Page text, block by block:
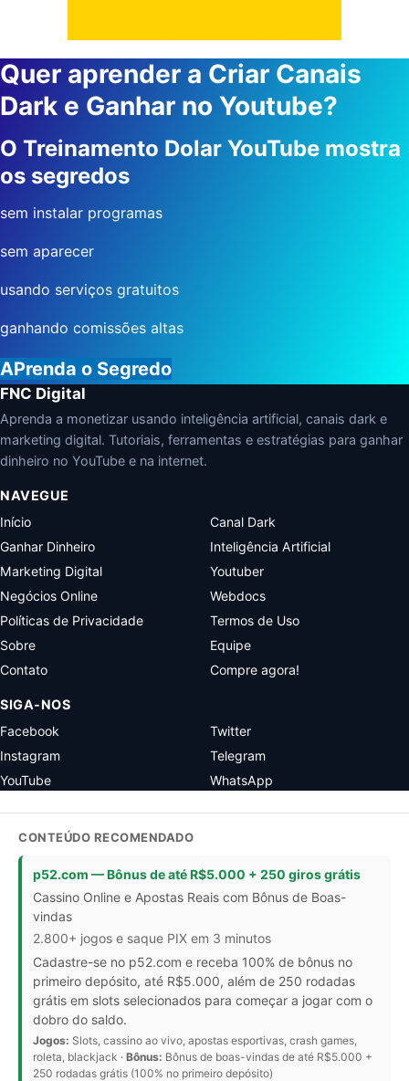
Quer aprender a Criar Canais
Dark e Ganhar no Youtube?
O Treinamento Dolar YouTube mostra
os segredos
sem instalar programas
sem aparecer
usando serviços gratuitos
ganhando comissões altas
APrenda o Segredo
FNC Digital
Aprenda a monetizar usando inteligência artificial, canais dark e
marketing digital. Tutoriais, ferramentas e estratégias para ganhar
dinheiro no YouTube e na internet.
NAVEGUE
Início
Canal Dark
Ganhar Dinheiro
Inteligência Artificial
Marketing Digital
Youtuber
Negócios Online
Webdocs
Políticas de Privacidade
Termos de Uso
Sobre
Equipe
Contato
Compre agora!
SIGA-NOS
Facebook
Twitter
Instagram
Telegram
YouTube
WhatsApp
CONTEÚDO RECOMENDADO
p52.com — Bônus de até R$5.000 + 250 giros grátis
Cassino Online e Apostas Reais com Bônus de Boas-
vindas
2.800+ jogos e saque PIX em 3 minutos
Cadastre-se no p52.com e receba 100% de bônus no
primeiro depósito, até R$5.000, além de 250 rodadas
grátis em slots selecionados para começar a jogar com o
dobro do saldo.
Jogos: Slots, cassino ao vivo, apostas esportivas, crash games,
roleta, blackjack · Bônus: Bônus de boas-vindas de até R$5.000 +
250 rodadas grátis (100% no primeiro depósito)